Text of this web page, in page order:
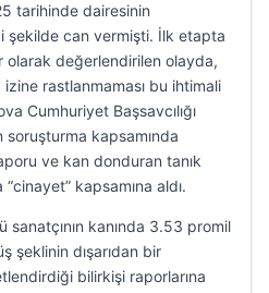
tarihinde dairesinin
şekilde can vermişti. İlk etapta
değerlendirilen olayda,
rastlanmaması bu ihtimali
Cumhuriyet Başsavcılığı
kapsamında
ve kan donduran tanık
kapsamına aldı.
sanatçının kanında 3.53 promil
şeklinin dışarıdan bir
bilirkişi raporlarına